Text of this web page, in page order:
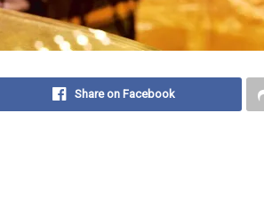
Share on Facebook